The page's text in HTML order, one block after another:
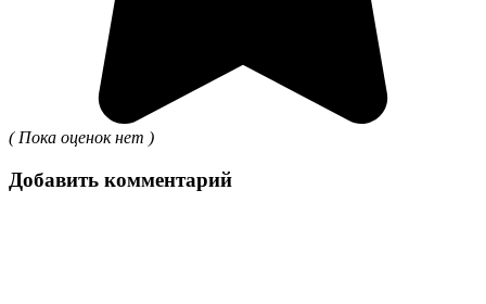
( Пока оценок нет )
Добавить комментарий